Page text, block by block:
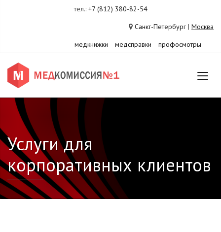
тел.: +7 (812) 380-82-54
Санкт-Петербург | Москва
медкнижки
медсправки профосмотры
Услуги для
корпоративных клиентов